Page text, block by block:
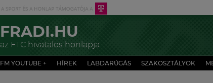
FRADI.HU
az FTC hivatalos honlapja
FM YOUTUBE + HÍREK LABDARÚGÁS SZAKOSZTÁLYOK